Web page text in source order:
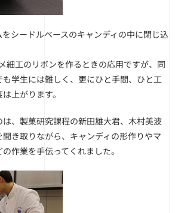
シードルベースのキャンディの中に閉じ込
細工のリボンを作るときの応用ですが、同
も学生には難しく、更にひと手間、ひと工
上がります。
、製菓研究課程の新田雄大君、木村美波
き取りながら、キャンディの形作りやマ
作業を手伝ってくれました。